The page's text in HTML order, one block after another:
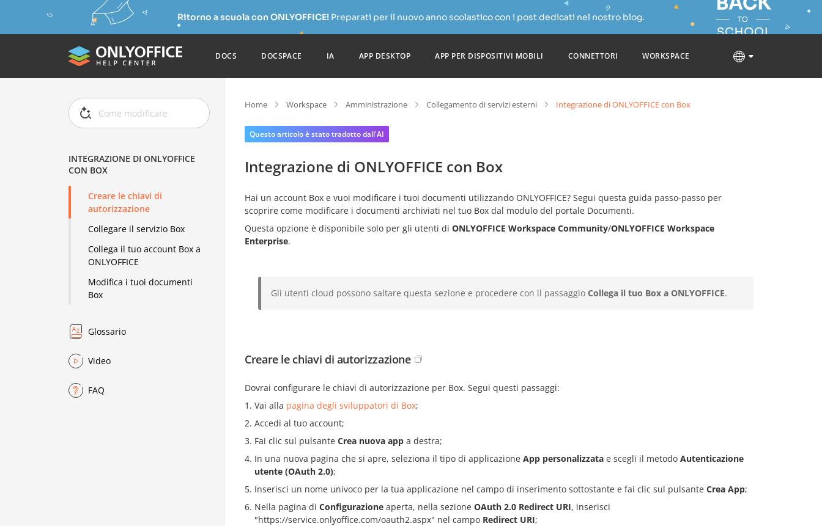
Ritorno a scuola con ONLYOFFICE! Preparati per il nuovo anno scolastico con i post dedicati nel nostro blog.
DOCS DOCSPACE IA APP DESKTOP APP PER DISPOSITIVI MOBILI CONNETTORI WORKSPACE
INTEGRAZIONE DI ONLYOFFICE
CON BOX
Creare le chiavi di
autorizzazione
Collegare il servizio Box
Collega il tuo account Box a
ONLYOFFICE
Modifica i tuoi documenti
Box
Glossario
Video
FAQ
Home Workspace Amministrazione Collegamento di servizi esterni Integrazione di ONLYOFFICE con Box
Questo articolo è stato tradotto dall'AI
Integrazione di ONLYOFFICE con Box
Hai un account Box e vuoi modificare i tuoi documenti utilizzando ONLYOFFICE? Segui questa guida passo-passo per
scoprire come modificare i documenti archiviati nel tuo Box dal modulo del portale Documenti.
Questa opzione è disponibile solo per gli utenti di ONLYOFFICE Workspace Community/ONLYOFFICE Workspace
Enterprise.
Gli utenti cloud possono saltare questa sezione e procedere con il passaggio Collega il tuo Box a ONLYOFFICE.
Creare le chiavi di autorizzazione
Dovrai configurare le chiavi di autorizzazione per Box. Segui questi passaggi:
Vai alla pagina degli sviluppatori di Box;
Accedi al tuo account;
Fai clic sul pulsante Crea nuova app a destra;
In una nuova pagina che si apre, seleziona il tipo di applicazione App personalizzata e scegli il metodo Autenticazione
utente (OAuth 2.0);
Inserisci un nome univoco per la tua applicazione nel campo di inserimento sottostante e fai clic sul pulsante Crea App;
Nella pagina di Configurazione aperta, nella sezione OAuth 2.0 Redirect URI, inserisci
"https://service.onlyoffice.com/oauth2.aspx" nel campo Redirect URI;